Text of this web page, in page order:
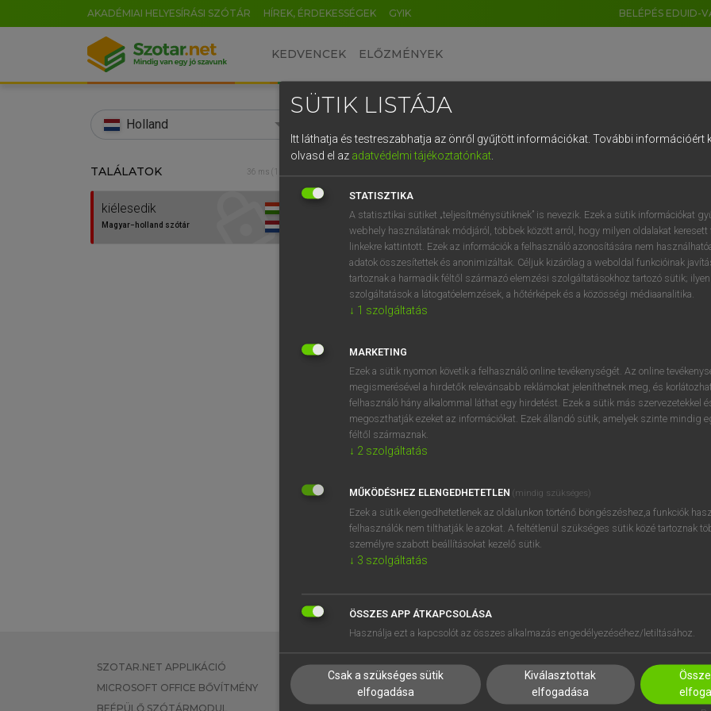
AKADÉMIAI HELYESÍRÁSI SZÓTÁR HÍREK, ÉRDEKESSÉGEK GYIK BELÉPÉS EDUID-
KEDVENCEK ELŐZMÉNYEK
Holland
TALÁLATOK 36 ms (1 db)
kiélesedik
Magyar−holland szótár
Magyar−holland szótár
VAN ELŐFIZETÉSED?
megtekintéséhez.
BELÉPÉS
próbaverziójának
regisztrálok ésbelépek.
REGISZTRÁCIÓ
SZOTAR.NET APPLIKÁCIÓ
MICROSOFT OFFICE BŐVÍTMÉNY
BEÉPÜLŐ SZÓTÁRMODUL
EGYÉNI FELHASZNÁLÓKNAK
TANULÓKNAK
SÚGÓ
RÓLUNK
SÜTIK LISTÁJA
Itt láthatja és testreszabhatja az önről gyűjtött információkat. További információért
olvasd el az adatvédelmi tájékoztatónkat.
STATISZTIKA
A statisztikai sütiket „teljesítménysütiknek” is nevezik. Ezek a sütik információkat
webhely használatának módjáról, többek között arról, hogy milyen oldalakat keresett
linkekre kattintott. Ezek az információk a felhasználó azonosítására nem
adatok összesítettek és anonimizáltak. Céljuk kizárólag a weboldal funkcióinak
tartoznak a harmadik féltől származó elemzési szolgáltatásokhoz tartozó sütik;
szolgáltatások a látogatóelemzések, a hőtérképek és a közösségi médiaanalitika.
↓ 1 szolgáltatás
MARKETING
Ezek a sütik nyomon követik a felhasználó online tevékenységét. Az online
megismerésével a hirdetők relevánsabb reklámokat jeleníthetnek meg, és
felhasználó hány alkalommal láthat egy hirdetést. Ezek a sütik más szervezetekkel
megoszthatják ezeket az információkat. Ezek állandó sütik, amelyek szinte mindig
féltől származnak.
↓ 2 szolgáltatás
MŰKÖDÉSHEZ ELENGEDHETETLEN (mindig szükséges)
Ezek a sütik elengedhetetlenek az oldalunkon történő böngészéshez,a funkciók
felhasználók nem tilthatják le azokat. A feltétlenül szükséges sütik közé tartoznak
személyre szabott beállításokat kezelő sütik.
↓ 3 szolgáltatás
ÖSSZES APP ÁTKAPCSOLÁSA
Használja ezt a kapcsolót az összes alkalmazás engedélyezéséhez/letiltásához.
Csak a szükséges sütik
elfogadása
Kiválasztottak
elfogadása
EN HU DE CN FR ES IT NL
0 1 2 3 4 5 6 7 8 9
q w e r t z u i
a s d f g h j k l é
í y x c v b n m , .